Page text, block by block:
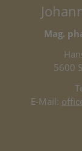
Mag.
5600
E-Mail: